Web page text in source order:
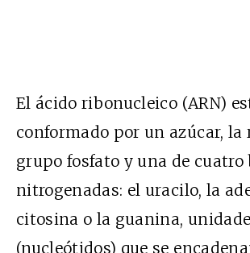
El ácido ribonucleico (ARN)
conformado por un azúcar, la
grupo fosfato y una de cuatro
nitrogenadas: el uracilo, la
citosina o la guanina,
(nucleótidos) que se